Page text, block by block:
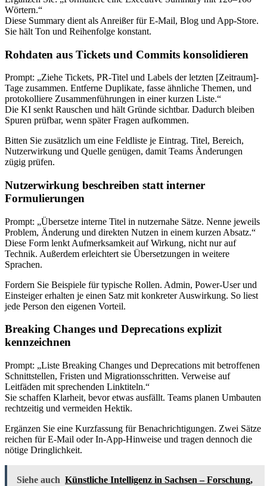
Wörtern.“
Diese Summary dient als Anreißer für E-Mail, Blog und App-Store.
Sie hält Ton und Reihenfolge konstant.
Rohdaten aus Tickets und Commits konsolidieren
Prompt: „Ziehe Tickets, PR-Titel und Labels der letzten [Zeitraum]-
Tage zusammen. Entferne Duplikate, fasse ähnliche Themen, und
protokolliere Zusammenführungen in einer kurzen Liste.“
Die KI senkt Rauschen und hält Gründe sichtbar. Dadurch bleiben
Spuren prüfbar, wenn später Fragen aufkommen.
Bitten Sie zusätzlich um eine Feldliste je Eintrag. Titel, Bereich,
Nutzerwirkung und Quelle genügen, damit Teams Änderungen
zügig prüfen.
Nutzerwirkung beschreiben statt interner
Formulierungen
Prompt: „Übersetze interne Titel in nutzernahe Sätze. Nenne jeweils
Problem, Änderung und direkten Nutzen in einem kurzen Absatz.“
Diese Form lenkt Aufmerksamkeit auf Wirkung, nicht nur auf
Technik. Außerdem erleichtert sie Übersetzungen in weitere
Sprachen.
Fordern Sie Beispiele für typische Rollen. Admin, Power-User und
Einsteiger erhalten je einen Satz mit konkreter Auswirkung. So liest
jede Person den eigenen Vorteil.
Breaking Changes und Deprecations explizit
kennzeichnen
Prompt: „Liste Breaking Changes und Deprecations mit betroffenen
Schnittstellen, Fristen und Migrationsschritten. Verweise auf
Leitfäden mit sprechenden Linktiteln.“
Sie schaffen Klarheit, bevor etwas ausfällt. Teams planen Umbauten
rechtzeitig und vermeiden Hektik.
Ergänzen Sie eine Kurzfassung für Benachrichtigungen. Zwei Sätze
reichen für E-Mail oder In-App-Hinweise und tragen dennoch die
nötige Dringlichkeit.
Siehe auch Künstliche Intelligenz in Sachsen – Forschung,